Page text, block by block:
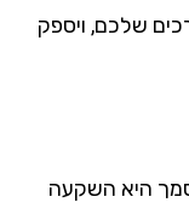
ויספק
השקעה